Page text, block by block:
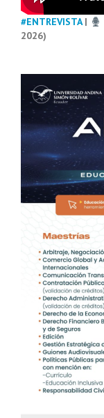
#ENTREVISTA|
2026)